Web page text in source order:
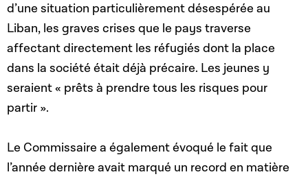
d’une situation particulièrement désespérée au
Liban, les graves crises que le pays traverse
affectant directement les réfugiés dont la place
dans la société était déjà précaire. Les jeunes y
seraient « prêts à prendre tous les risques pour
partir ».
Le Commissaire a également évoqué le fait que
l’année dernière avait marqué un record en matière